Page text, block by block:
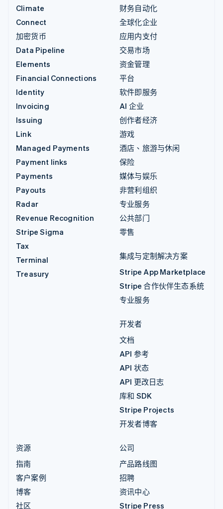
Climate
Connect
加密货币
Data Pipeline
Elements
Financial Connections
Identity
Invoicing
Issuing
Link
Managed Payments
Payment links
Payments
Payouts
Radar
Revenue Recognition
Stripe Sigma
Tax
Terminal
Treasury
财务自动化
全球化企业
应用内支付
交易市场
资金管理
平台
软件即服务
AI 企业
创作者经济
游戏
酒店、旅游与休闲
保险
媒体与娱乐
非营利组织
专业服务
公共部门
零售
集成与定制解决方案
Stripe App Marketplace
Stripe 合作伙伴生态系统
专业服务
开发者
文档
API 参考
API 状态
API 更改日志
库和 SDK
Stripe Projects
开发者博客
资源
指南
客户案例
博客
社区
公司
产品路线图
招聘
资讯中心
Stripe Press